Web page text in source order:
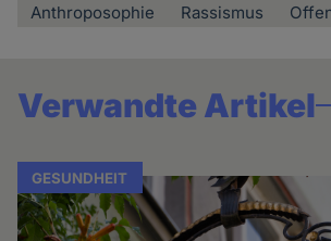
Anthroposophie Rassismus
Verwandte Artikel
GESUNDHEIT